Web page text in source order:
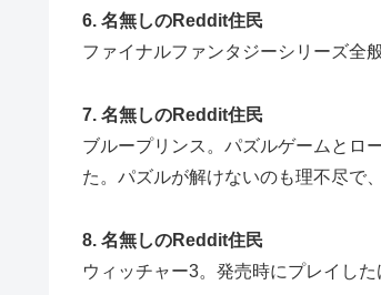
6. 名無しのReddit住民
ファイナルファンタジーシリーズ全
7. 名無しのReddit住民
ブループリンス。パズルゲームとロ
た。パズルが解けないのも理不尽で
8. 名無しのReddit住民
ウィッチャー3。発売時にプレイし